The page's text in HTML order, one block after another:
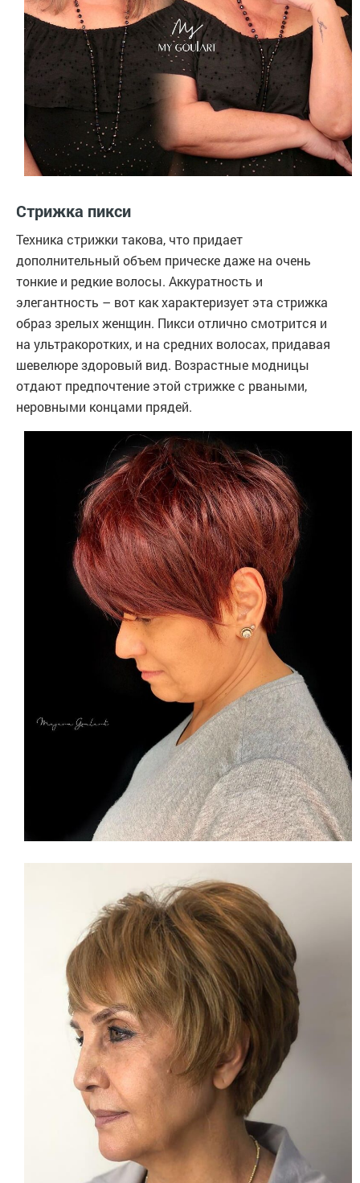
Стрижка пикси
Техника стрижки такова, что придает
дополнительный объем прическе даже на очень
тонкие и редкие волосы. Аккуратность и
элегантность – вот как характеризует эта стрижка
образ зрелых женщин. Пикси отлично смотрится и
на ультракоротких, и на средних волосах, придавая
шевелюре здоровый вид. Возрастные модницы
отдают предпочтение этой стрижке с рваными,
неровными концами прядей.